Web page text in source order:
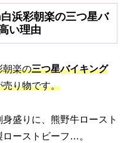
浜彩朝楽の三つ星バ
い理由
朝楽の三つ星バイキング
売り物です。
盛りに、熊野牛ロースト
ーストビーフ…。